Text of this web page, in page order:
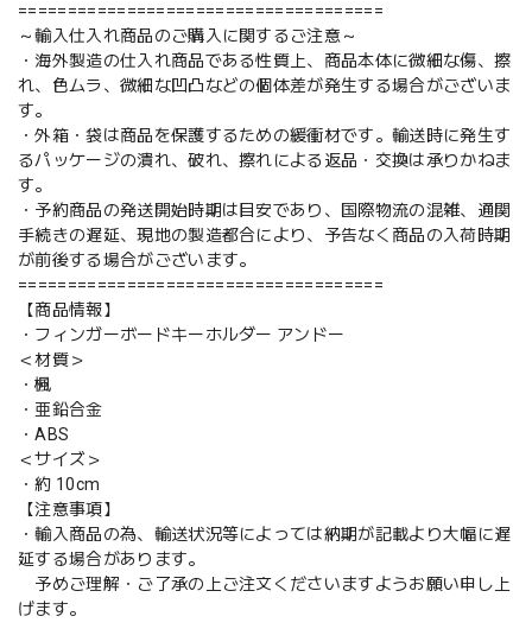
=====================================
～輸入仕入れ商品のご購入に関するご注意～
・海外製造の仕入れ商品である性質上、商品本体に微細な傷、擦
れ、色ムラ、微細な凹凸などの個体差が発生する場合がございま
す。
・外箱・袋は商品を保護するための緩衝材です。輸送時に発生す
るパッケージの潰れ、破れ、擦れによる返品・交換は承りかねま
す。
・予約商品の発送開始時期は目安であり、国際物流の混雑、通関
手続きの遅延、現地の製造都合により、予告なく商品の入荷時期
が前後する場合がございます。
=====================================
【商品情報】
・フィンガーボードキーホルダー アンドー
＜材質＞
・楓
・亜鉛合金
・ABS
＜サイズ＞
・約 10cm
【注意事項】
・輸入商品の為、輸送状況等によっては納期が記載より大幅に遅
延する場合があります。
予めご理解・ご了承の上ご注文くださいますようお願い申し上
げます。